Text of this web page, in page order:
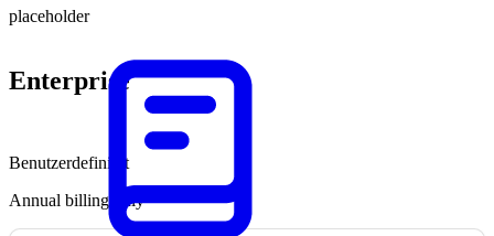
placeholder
Enterprise
Benutzerdefiniert
Annual billing only